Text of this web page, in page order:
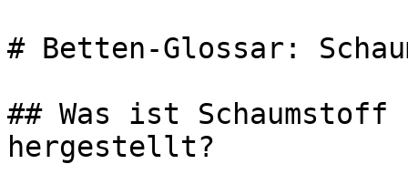
# Betten-Glossar:
## Was ist
hergestellt?